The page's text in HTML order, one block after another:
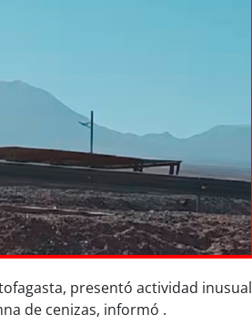
presentó actividad inusual
de cenizas, informó .